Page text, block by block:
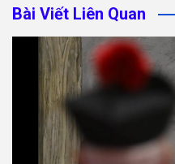
Bài Viết Liên Quan